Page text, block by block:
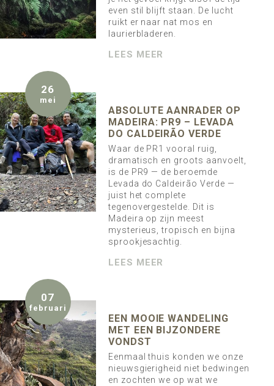
even stil blijft staan. De lucht
ruikt er naar nat mos en
laurierbladeren.
LEES MEER
26
mei
ABSOLUTE AANRADER OP
MADEIRA: PR9 – LEVADA
DO CALDEIRÃO VERDE
Waar de PR1 vooral ruig,
dramatisch en groots aanvoelt,
is de PR9 — de beroemde
Levada do Caldeirão Verde —
juist het complete
tegenovergestelde. Dit is
Madeira op zijn meest
mysterieus, tropisch en bijna
sprookjesachtig.
LEES MEER
07
februari
EEN MOOIE WANDELING
MET EEN BIJZONDERE
VONDST
Eenmaal thuis konden we onze
nieuwsgierigheid niet bedwingen
en zochten we op wat we